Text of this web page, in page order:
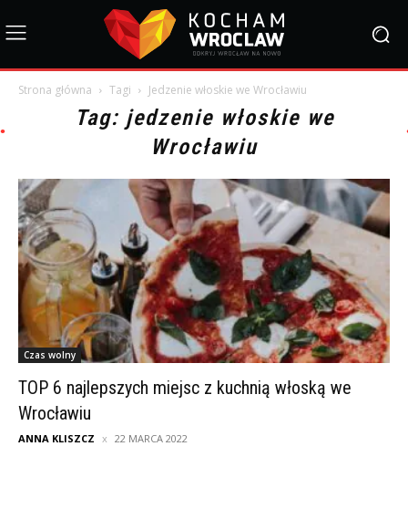
Strona główna Tagi Jedzenie włoskie we Wrocławiu
Tag: jedzenie włoskie we
Wrocławiu
Czas wolny
TOP 6 najlepszych miejsc z kuchnią włoską we
Wrocławiu
ANNA KLISZCZ 22 MARCA 2022